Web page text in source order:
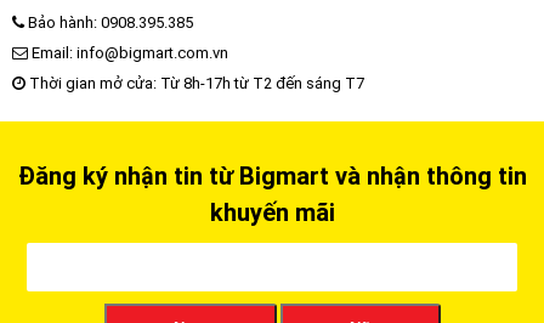
Bảo hành: 0908.395.385
Email: info@bigmart.com.vn
Thời gian mở cửa: Từ 8h-17h từ T2 đến sáng T7
Đăng ký nhận tin từ Bigmart và nhận thông tin
khuyến mãi